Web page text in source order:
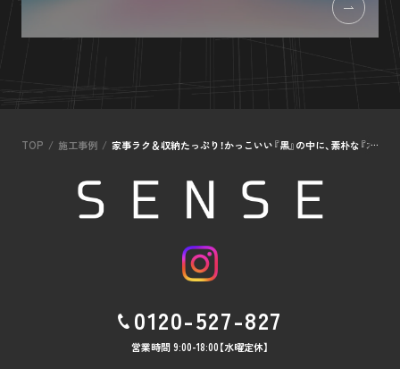
TOP 施工事例 家事ラク＆収納たっぷり！かっこいい『黒』の中に、素朴な『木』が
0120-527-827
営業時間 9:00-18:00【水曜定休】